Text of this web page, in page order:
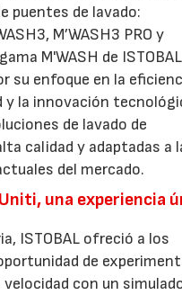
puentes de lavado:
M’WASH3 PRO y
M'WASH de
su enfoque en la
y la innovación
de lavado de
calidad y adaptadas a
del mercado.
una experiencia
ISTOBAL ofreció a los
de
con un